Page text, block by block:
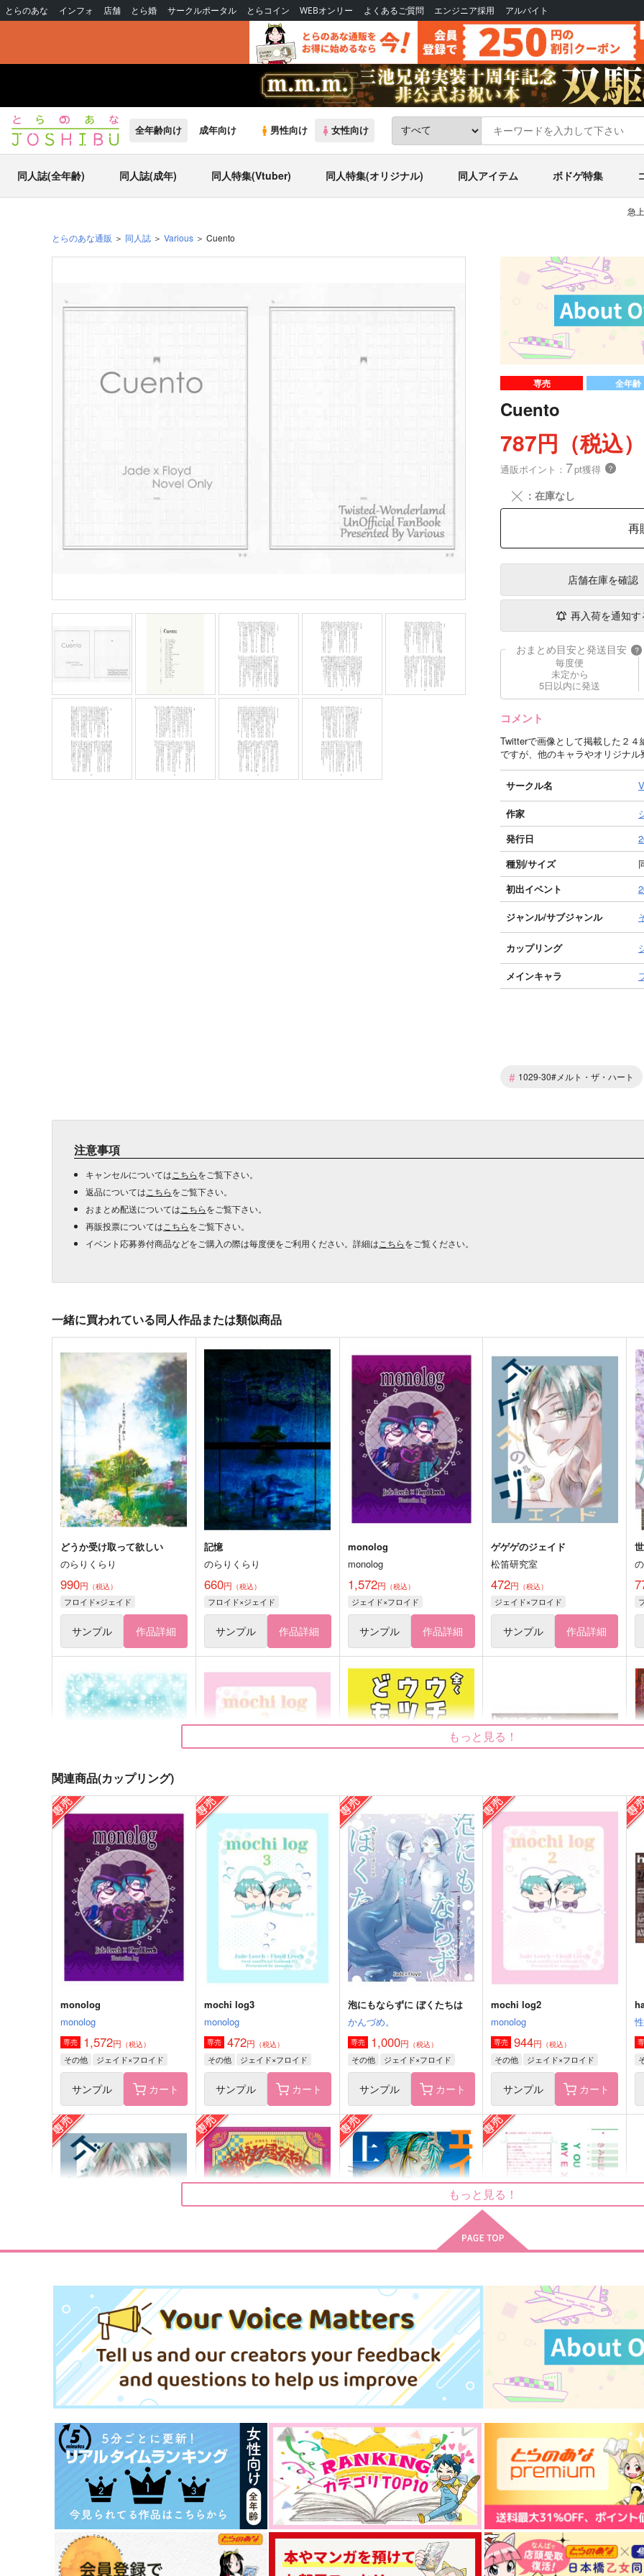
とらのあな インフォ 店舗 とら婚 サークルポータル とらコイン WEBオンリー よくあるご質問 エンジニア採用 アルバイト
全年齢向け 成年向け 男性向け 女性向け
同人誌(全年齢) 同人誌(成年) 同人特集(Vtuber) 同人特集(オリジナル) 同人アイテム ボドゲ特集
急
とらのあな通販 同人誌 Various Cuento
専売 全年齢
Cuento
787円（税込）
通販ポイント： 7pt獲得 ？
╳ ：在庫なし
再
店舗在庫を確認
再入荷を通知す
おまとめ目安と発送目安 ?
毎度便
未定から
5日以内に発送
コメント
Twitterで画像として掲載した２
ですが、他のキャラやオリジナル
サークル名
作家
発行日
種別/サイズ
初出イベント
ジャンル/サブジャンル
カップリング
メインキャラ
# 1029-30#メルト・ザ・ハート
注意事項
キャンセルについては こちらをご覧下さい。
返品については こちらをご覧下さい。
おまとめ配送については こちらをご覧下さい。
再販投票については こちらをご覧下さい。
イベント応募券付商品などをご購入の際は毎度便をご利用ください。詳細は こちらをご覧ください。
一緒に買われている同人作品または類似商品
どうか受け取って欲しい
のらりくらり
990円 （税込）
フロイド×ジェイド
サンプル 作品詳細
記憶
のらりくらり
660円 （税込）
フロイド×ジェイド
サンプル 作品詳細
monolog
monolog
1,572円 （税込）
ジェイド×フロイド
サンプル 作品詳細
ゲゲゲのジェイド
松笛研究室
472円 （税込）
ジェイド×フロイド
サンプル 作品詳細
キラキラふたつ
お大事にどうぞ
1,430円（税込）
フロイド×ジェイド
サンプル 作品詳細
mochi log2
monolog
（税込）
ジェイド×フロイド
作品詳細
全くウチのウツボどもは
ランハニ
315円 （税込）
ジェイド×フロイド
サンプル 作品詳細
hang out
性癖の闇鍋
（税込）
ジェイド×フロイド
ジェイド×フロイド
その輪郭を教えて
地獄でも会えますように
ジェイド×フロイド×ジェイド
mochi log3
monolog
472
ジェイド×フロイド
ライトブルーの証明
海外套
2,044円（税込）
フロイド×ジェイド
反抗期べいびー
よりりずむ
484円（税込）
フロイド×ジェイド
もっと見る！
関連商品(カップリング)
monolog
monolog
専売 1,572円 （税込）
その他 ジェイド×フロイド
サンプル カート
mochi log3
monolog
専売 472円 （税込）
その他 ジェイド×フロイド
サンプル カート
泡にもならずに ぼくたちは
かんづめ。
専売 1,000円 （税込）
その他 ジェイド×フロイド
サンプル カート
mochi log2
monolog
専売 944円 （税込）
その他 ジェイド×フロイド
サンプル カート
ゲゲゲのジェイド
松笛研究室
専売 472円（税込）
その他 ジェイド×フロイド
サンプル カート
地獄でも会えますように
専売 660 円（税込）
その他
ジェイド×フロイド×ジェイド
サンプル カート
エイリアンズ・エンパシー
【上】
m.Q
1,100円 （税込）
その他 ジェイド×フロイド
サンプル カート
きみはぼくを裏切らない
（税込）
その他 ジェイド×フロイド
サンプル カート
もっと見る！